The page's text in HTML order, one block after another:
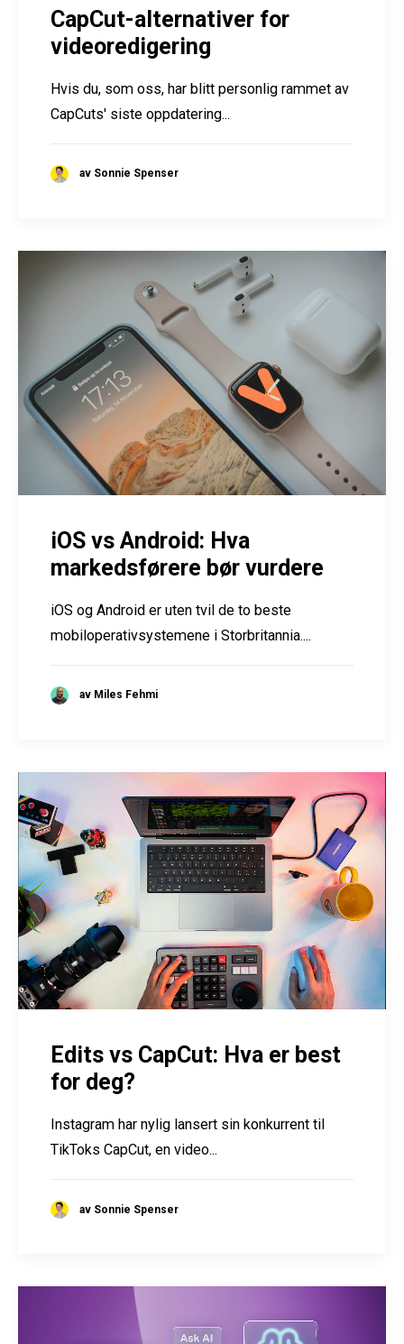
CapCut-alternativer for
videoredigering
Hvis du, som oss, har blitt personlig rammet av
CapCuts' siste oppdatering...
av Sonnie Spenser
iOS vs Android: Hva
markedsførere bør vurdere
iOS og Android er uten tvil de to beste
mobiloperativsystemene i Storbritannia....
av Miles Fehmi
Edits vs CapCut: Hva er best
for deg?
Instagram har nylig lansert sin konkurrent til
TikToks CapCut, en video...
av Sonnie Spenser